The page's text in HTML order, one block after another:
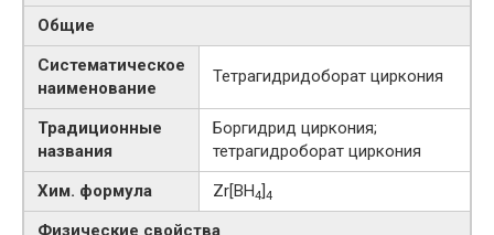
Общие
Систематическое
наименование
Тетрагидридоборат циркония
Традиционные
названия
Боргидрид циркония;
тетрагидроборат циркония
Хим. формула
Zr[BH4]4
Физические свойства